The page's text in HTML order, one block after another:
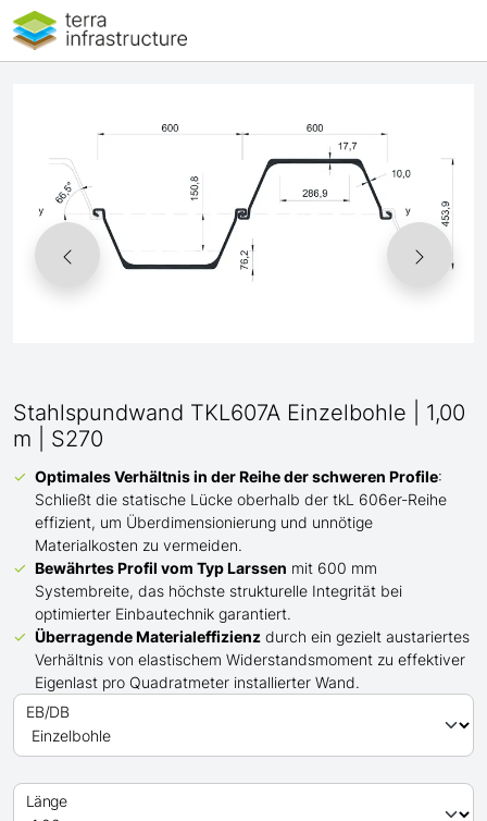
Stahlspundwand TKL607A Einzelbohle | 1,00
m | S270
Optimales Verhältnisin der Reihe der schweren Profile:
Schließt die statische Lücke oberhalb der tkL 606er-Reihe
effizient, um Überdimensionierung und unnötige
Materialkosten zu vermeiden.
Bewährtes Profil vom Typ Larssen mit 600 mm
Systembreite, das höchste strukturelle Integrität bei
optimierter Einbautechnik garantiert.
Überragende Materialeffizienz durch ein gezielt austariertes
Verhältnis von elastischem Widerstandsmoment zu effektiver
Eigenlast pro Quadratmeter installierter Wand.
EB/DB
Länge